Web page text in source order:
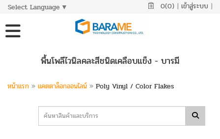
Select Language ▼ 0(0) | เข้าสู่ระบบ |
พื้นโพลีไวนิลคละสีชนิดเคลือบแข็ง - บารมี
หน้าแรก » แคตตาล็อกออนไลน์ » Poly Vinyl / Color Flakes